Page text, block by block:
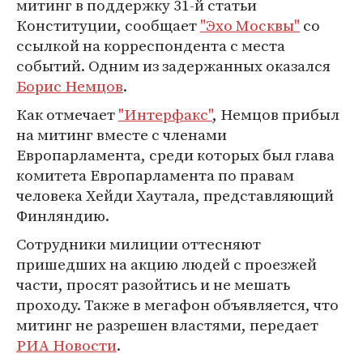
митинг в поддержку 31-й статьи
Конституции, сообщает"Эхо Москвы" со
ссылкой на корреспондента с места
событий. Одним из задержанных оказался
Борис Немцов.
Как отмечает"Интерфакс", Немцов прибыл
на митинг вместе с членами
Европарламента, среди которых был глава
комитета Европарламента по правам
человека Хейди Хаутала, представляющий
Финляндию.
Сотрудники милиции оттесняют
пришедших на акцию людей с проезжей
части, просят разойтись и не мешать
проходу. Также в мегафон объявляется, что
митинг не разрешен властями, передает
РИА Новости.